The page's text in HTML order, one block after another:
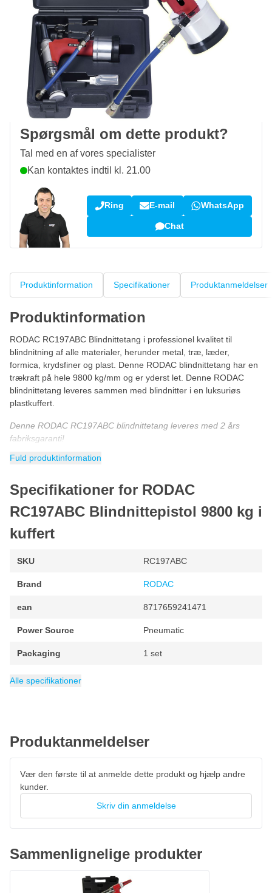
Læg i kurv
Bestil før kl. 23.59,vi sender i dag
Gratis leveringved køb over 1.120 kr
100 dage retur og ombytning
Kundeanmeldelser:4,58/5(7.055 anmeldelser)
Spørgsmål om dette produkt?
Tal med en af vores specialister
Kan kontaktes indtil kl. 21.00
Ring E-mail WhatsApp
Chat
Produktinformation Specifikationer Produktanmeldelser
Produktinformation
RODAC RC197ABC Blindnittetang i professionel kvalitet til
blindnitning af alle materialer, herunder metal, træ, læder,
formica, krydsfiner og plast. Denne RODAC blindnittetang har en
trækraft på hele 9800 kg/mm og er yderst let. Denne RODAC
blindnittetang leveres sammen med blindnitter i en luksuriøs
plastkuffert.
Denne RODAC RC197ABC blindnittetang leveres med 2 års
fabriksgaranti!
Fuld produktinformation
Specifikationer for RODAC
RC197ABC Blindnittepistol 9800 kg i
kuffert
SKU RC197ABC
Brand RODAC
ean 8717659241471
Power Source Pneumatic
Packaging 1 set
Rivet Size
Weight 1.4 kg
Kategori
Alle specifikationer
Produktanmeldelser
Vær den første til at anmelde dette produkt og hjælp andre
kunder.
Skriv din anmeldelse
Sammenlignelige produkter